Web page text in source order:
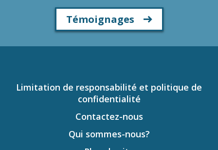
Témoignages
Limitation de responsabilité et politique de
confidentialité
Contactez-nous
Qui sommes-nous?